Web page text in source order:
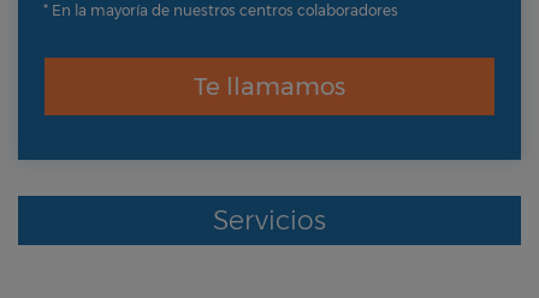
* En la mayoría de nuestros centros colaboradores
Te llamamos
Servicios